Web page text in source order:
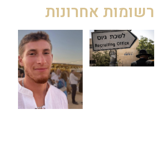
רשומות אחרונות